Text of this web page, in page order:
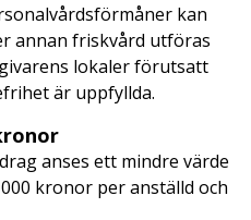
kan
annan friskvård utföras
lokaler förutsatt
är uppfyllda.
anses ett mindre värde
kronor per anställd och